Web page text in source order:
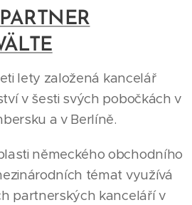
lety založená kancelář
v šesti svých pobočkách v
a v Berlíně.
německého obchodního
témat využívá
partnerských kanceláří v